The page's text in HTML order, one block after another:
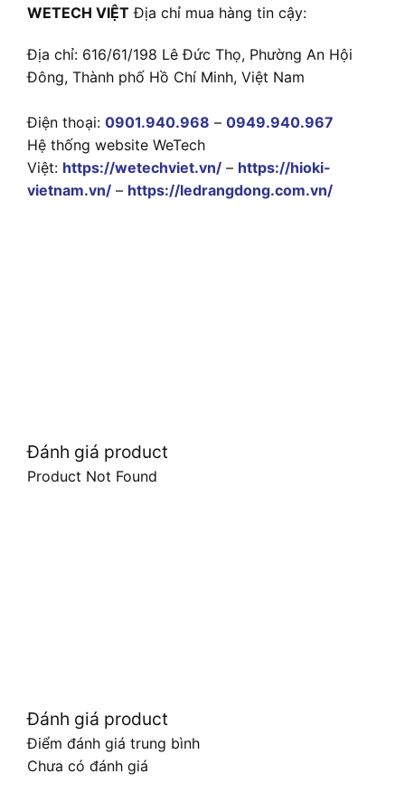
WETECH VIỆT Địa chỉ mua hàng tin cậy:
Địa chỉ: 616/61/198 Lê Đức Thọ, Phường An Hội
Đông, Thành phố Hồ Chí Minh, Việt Nam
Điện thoại: 0901.940.968 – 0949.940.967
Hệ thống website WeTech
Việt: https://wetechviet.vn/ – https://hioki-
vietnam.vn/ – https://ledrangdong.com.vn/
Đánh giá product
Product Not Found
Đánh giá product
Điểm đánh giá trung bình
Chưa có đánh giá